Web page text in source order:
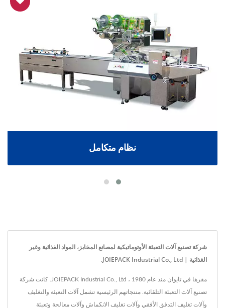
نظام متكامل
شركة تصنيع آلات التعبئة الأوتوماتيكية لمصانع المخابز، المواد الغذائية وغير
الغذائية | JOIEPACK Industrial Co., Ltd.
مقرها في تايوان منذ عام 1980 ، JOIEPACK Industrial Co., Ltd. كانت شركة
تصنيع آلات التعبئة التلقائية. منتجاتهم الرئيسية تشمل آلات التعبئة والتغليف
وآلات تغليف التدفق الأفقي وآلات تغليف الانكماش وآلات معالجة وتعبئة